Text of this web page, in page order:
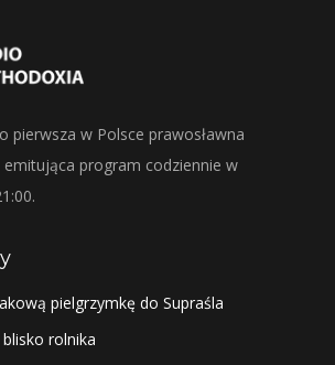
pierwsza w Polsce prawosławna
emitująca program codziennie w
pielgrzymkę do Supraśla
rolnika